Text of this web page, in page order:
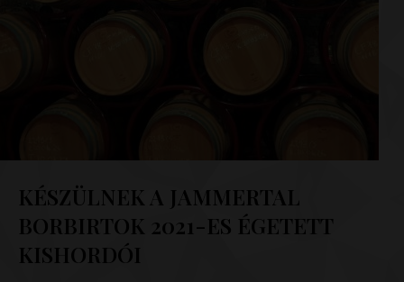
KÉSZÜLNEK A JAMMERTAL
BORBIRTOK 2021-ES ÉGETETT
KISHORDÓI